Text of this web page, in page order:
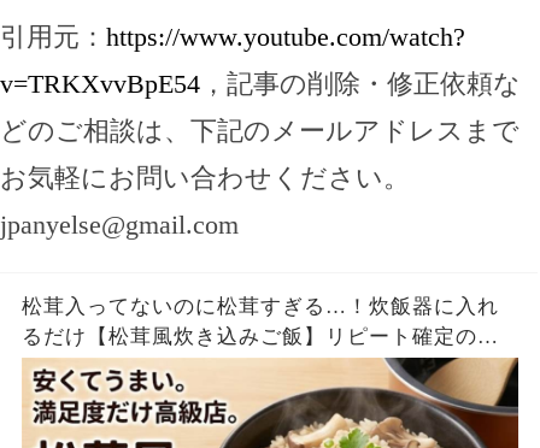
引用元： https://www.youtube.com/watch?
v=TRKXvvBpE54 ，記事の削除・修正依頼な
どのご相談は、下記のメールアドレスまで
お気軽にお問い合わせください。
jpanyelse@gmail.com
松茸入ってないのに松茸すぎる…！炊飯器に入れ
るだけ【松茸風炊き込みご飯】リピート確定の神
レシピ